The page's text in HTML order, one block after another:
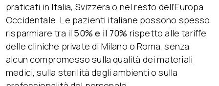
praticati in Italia, Svizzera o nel resto dell’Europa
Occidentale. Le pazienti italiane possono spesso
risparmiare tra il 50% e il 70% rispetto alle tariffe
delle cliniche private di Milano o Roma, senza
alcun compromesso sulla qualità dei materiali
medici, sulla sterilità degli ambienti o sulla